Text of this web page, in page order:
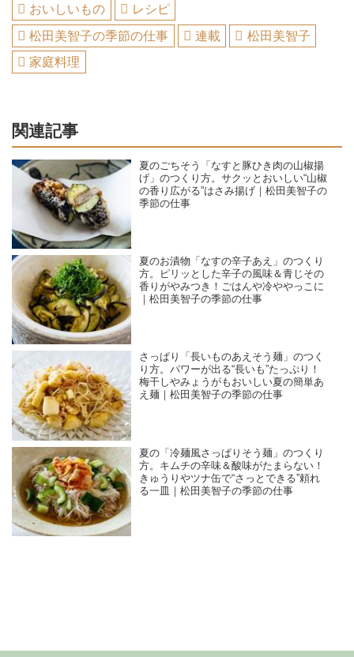
おいしいもの
レシピ
松田美智子の季節の仕事
連載
松田美智子
家庭料理
関連記事
夏のごちそう「なすと豚ひき肉の山椒揚
げ」のつくり方。サクッとおいしい“山椒
の香り広がる”はさみ揚げ｜松田美智子の
季節の仕事
夏のお漬物「なすの辛子あえ」のつくり
方。ピリッとした辛子の風味＆青じその
香りがやみつき！ごはんや冷ややっこに
｜松田美智子の季節の仕事
さっぱり「長いものあえそう麺」のつく
り方。パワーが出る“長いも”たっぷり！
梅干しやみょうがもおいしい夏の簡単あ
え麺｜松田美智子の季節の仕事
夏の「冷麺風さっぱりそう麺」のつくり
方。キムチの辛味＆酸味がたまらない！
きゅうりやツナ缶で“さっとできる”頼れ
る一皿｜松田美智子の季節の仕事